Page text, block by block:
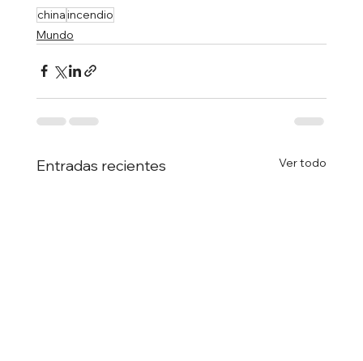
chinaincendio
Mundo
Entradas recientes Ver todo